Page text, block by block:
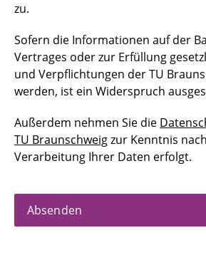
zu.
Sofern die Informationen auf der
Vertrages oder zur Erfüllung
und Verpflichtungen der TU
werden, ist ein Widerspruch
Außerdem nehmen Sie die
TU Braunschweigzur Kenntnis
Verarbeitung Ihrer Daten erfolgt.
Absenden